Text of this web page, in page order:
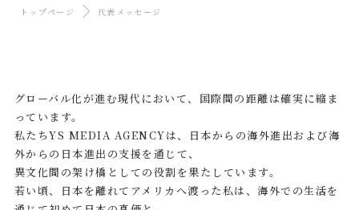
トップページ 代表メッセージ
グローバル化が進む現代において、国際間の距離は確実に縮ま
っています。
私たちYS MEDIA AGENCYは、日本からの海外進出および海
外からの日本進出の支援を通じて、
異文化間の架け橋としての役割を果たしています。
若い頃、日本を離れてアメリカへ渡った私は、海外での生活を